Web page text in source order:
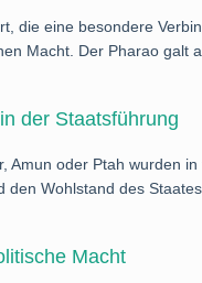
die eine besondere
Macht. Der Pharao
der Staatsführung
Amun oder Ptah wurden
Wohlstand des
Macht